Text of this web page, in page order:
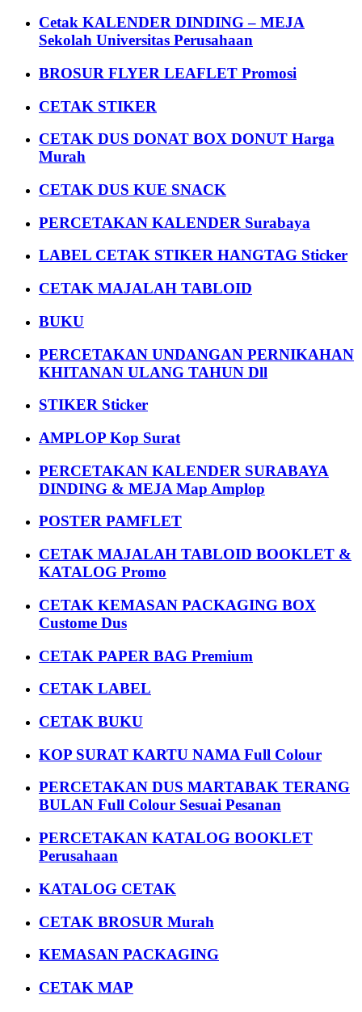
Cetak KALENDER DINDING – MEJA
Sekolah Universitas Perusahaan
BROSUR FLYER LEAFLET Promosi
CETAK STIKER
CETAK DUS DONAT BOX DONUT Harga
Murah
CETAK DUS KUE SNACK
PERCETAKAN KALENDER Surabaya
LABEL CETAK STIKER HANGTAG Sticker
CETAK MAJALAH TABLOID
BUKU
PERCETAKAN UNDANGAN PERNIKAHAN
KHITANAN ULANG TAHUN Dll
STIKER Sticker
AMPLOP Kop Surat
PERCETAKAN KALENDER SURABAYA
DINDING & MEJA Map Amplop
POSTER PAMFLET
CETAK MAJALAH TABLOID BOOKLET &
KATALOG Promo
CETAK KEMASAN PACKAGING BOX
Custome Dus
CETAK PAPER BAG Premium
CETAK LABEL
CETAK BUKU
KOP SURAT KARTU NAMA Full Colour
PERCETAKAN DUS MARTABAK TERANG
BULAN Full Colour Sesuai Pesanan
PERCETAKAN KATALOG BOOKLET
Perusahaan
KATALOG CETAK
CETAK BROSUR Murah
KEMASAN PACKAGING
CETAK MAP